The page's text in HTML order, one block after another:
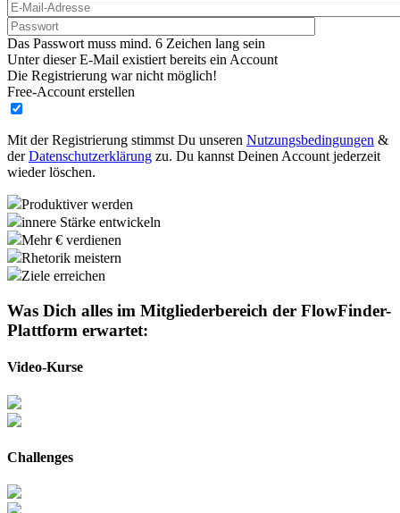
Das Passwort muss mind. 6 Zeichen lang sein
Unter dieser E-Mail existiert bereits ein Account
Die Registrierung war nicht möglich!
Free-Account erstellen
Mit der Registrierung stimmst Du unseren Nutzungsbedingungen &
derDatenschutzerklärung zu. Du kannst Deinen Account jederzeit
wieder löschen.
Produktiver werden
innere Stärke entwickeln
Mehr € verdienen
Rhetorik meistern
Ziele erreichen
Was Dich alles im Mitgliederbereich der FlowFinder-
Plattform erwartet:
Video-Kurse
Challenges